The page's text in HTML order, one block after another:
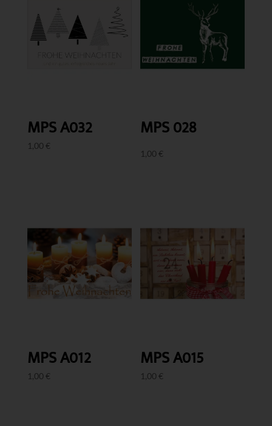
MPS A032
1,00 €
MPS 028
1,00 €
MPS A012
1,00 €
MPS A015
1,00 €